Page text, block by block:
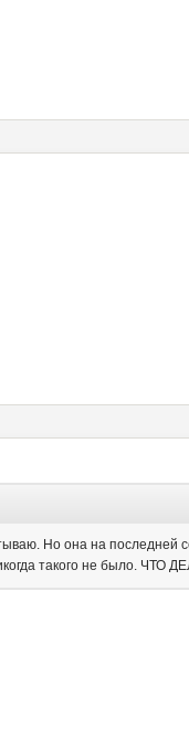
Но она на последней
такого не было. ЧТО